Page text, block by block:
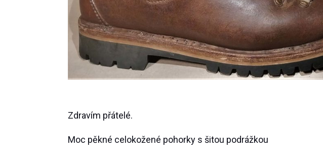
Zdravím přátelé.
Moc pěkné celokožené pohorky s šitou podrážkou